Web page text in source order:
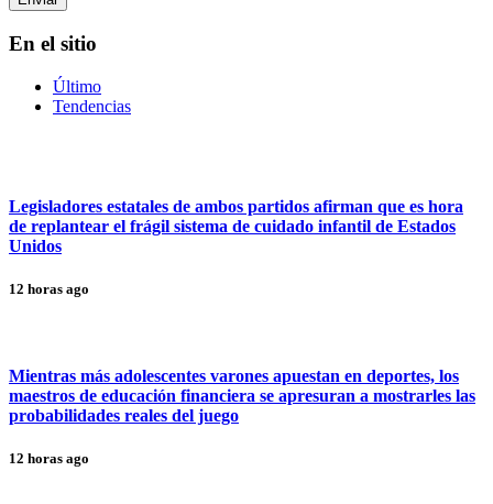
En el sitio
Último
Tendencias
Legisladores estatales de ambos partidos afirman que es hora
de replantear el frágil sistema de cuidado infantil de Estados
Unidos
12 horas ago
Mientras más adolescentes varones apuestan en deportes, los
maestros de educación financiera se apresuran a mostrarles las
probabilidades reales del juego
12 horas ago